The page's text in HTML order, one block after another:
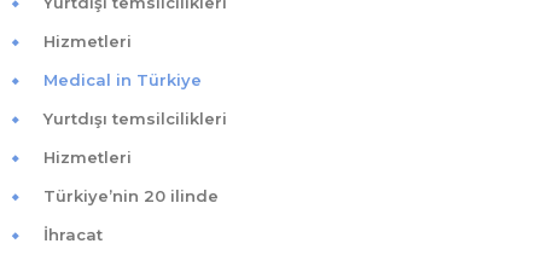
Hizmetleri
Medical in Türkiye
Yurtdışı temsilcilikleri
Hizmetleri
Türkiye’nin 20 ilinde
İhracat